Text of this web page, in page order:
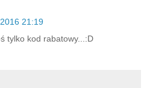
21:19
tylko kod rabatowy...:D